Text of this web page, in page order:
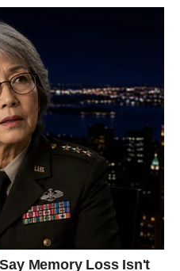
problema u klinici, završila
ponovo testira.
smeh – smeh koji nije bio
Ognjena i mladu plavušu
Svet joj se srušio
. U tom
da preuzme kontrolu nad
koje je imala bile su s
toga je odlučila da se ne